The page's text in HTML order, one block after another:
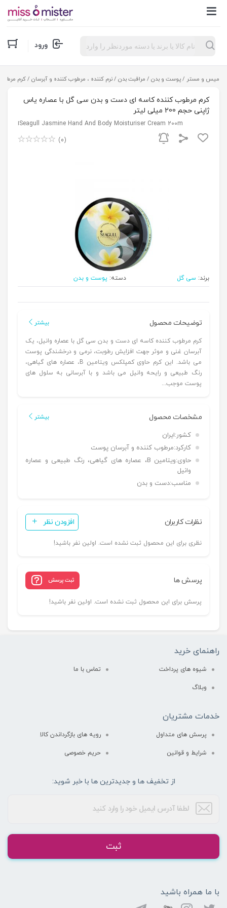
Products
search ورود
میس و مستر /پوست و بدن / مراقبت بدن /نرم کننده ، مرطوب کننده و آبرسان / کرم مرطوب
کرم مرطوب کننده کاسه ای دست و بدن سی گل با عصاره یاس
ژاپنی حجم 200 میلی لیتر
Seagull Jasmine Hand And Body Moisturiser Cream 200mا
(0)
برند: سی گل دسته: پوست و بدن
توضیحات محصول بیشتر
کرم مرطوب کننده کاسه ای دست و بدن سی گل با عصاره وانیل، یک
آبرسان غنی و موثر جهت افزایش رطوبت، نرمی و درخشندگی پوست
می باشد. این کرم حاوی کمپلکس ویتامین B، عصاره های گیاهی،
رنگ طبیعی و رایحه وانیل می باشد و با آبرسانی به سلول های
پوست موجب...
مشخصات محصول بیشتر
کشور:ایران
کارکرد:مرطوب کننده و آبرسان پوست
حاوی:
ویتامین B، عصاره های گیاهی، رنگ طبیعی و عصاره
وانیل
مناسب:دست و بدن
نظرات کاربران افزودن نظر
نظری برای این محصول ثبت نشده است. اولین نفر باشید!
پرسش ها ثبت پرسش
پرسش برای این محصول ثبت نشده است. اولین نفر باشید!
راهنمای خرید
شیوه های پرداخت تماس با ما
وبلاگ
خدمات مشتریان
پرسش های متداول رویه های بازگرداندن کالا
شرایط و قوانین حریم خصوصی
از تخفیف ها و جدیدترین ها با خبر شوید:
ثبت
با ما همراه باشید